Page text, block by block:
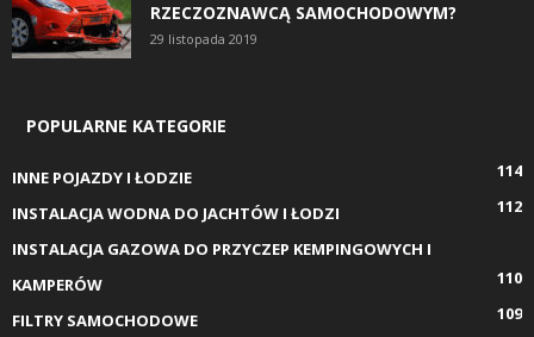
RZECZOZNAWCĄ SAMOCHODOWYM?
29 listopada 2019
POPULARNE KATEGORIE
INNE POJAZDY I ŁODZIE
114
INSTALACJA WODNA DO JACHTÓW I ŁODZI
112
INSTALACJA GAZOWA DO PRZYCZEP KEMPINGOWYCH I
KAMPERÓW
110
FILTRY SAMOCHODOWE
109